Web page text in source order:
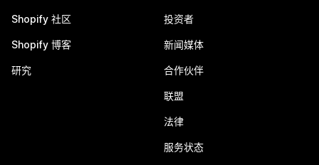
Shopify 社区
Shopify 博客
研究
投资者
新闻媒体
合作伙伴
联盟
法律
服务状态